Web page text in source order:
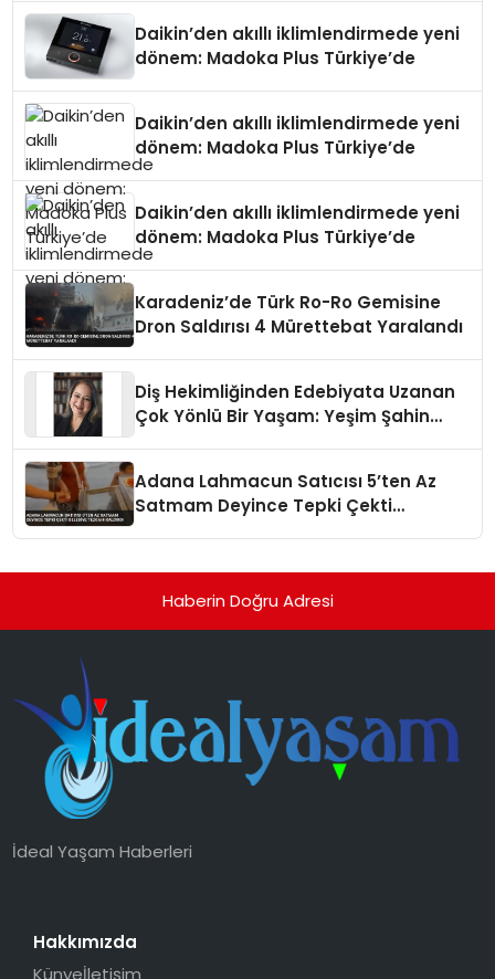
Daikin’den akıllı iklimlendirmede yeni
dönem: Madoka Plus Türkiye’de
Daikin’den akıllı iklimlendirmede yeni
dönem: Madoka Plus Türkiye’de
Daikin’den akıllı iklimlendirmede yeni
dönem: Madoka Plus Türkiye’de
Karadeniz’de Türk Ro-Ro Gemisine
Dron Saldırısı 4 Mürettebat Yaralandı
Diş Hekimliğinden Edebiyata Uzanan
Çok Yönlü Bir Yaşam: Yeşim Şahin
Adana Lahmacun Satıcısı 5’ten Az
Satmam Deyince Tepki Çekti
Haberin Doğru Adresi
İdeal Yaşam Haberleri
Hakkımızda
Künyeİletişim